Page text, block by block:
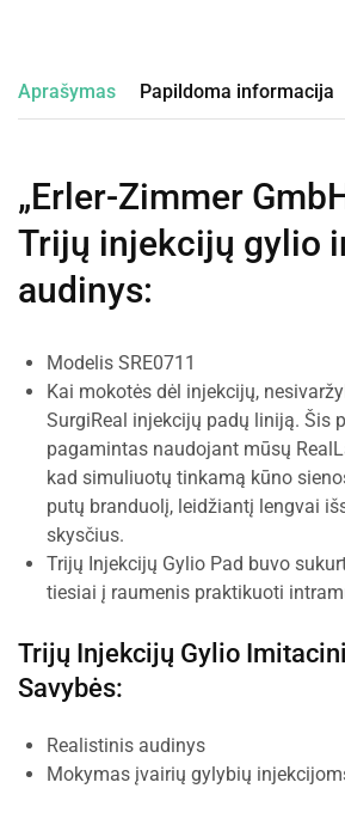
Aprašymas Papildoma informacija
„Erler-Zimmer
Trijų injekcijų gylio
audinys:
Modelis SRE0711
Kai mokotės dėl injekcijų,
SurgiReal injekcijų padų liniją. Šis
pagamintas naudojant mūsų
kad simuliuotų tinkamą kūno
putų branduolį, leidžiantį lengvai
skysčius.
Trijų Injekcijų Gylio Pad buvo
tiesiai į raumenis praktikuoti
Trijų Injekcijų Gylio
Savybės:
Realistinis audinys
Mokymas įvairių gylybių